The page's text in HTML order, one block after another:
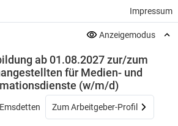
Impressum
Anzeigemodus
ab 01.08.2027 zur/zum
für Medien- und
(w/m/d)
Zum Arbeitgeber-Profil